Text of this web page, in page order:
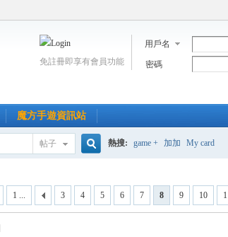
用戶名
密碼
免註冊即享有會員功能
魔方手遊資訊站
帖子 熱搜: game + 加加 My card
1 ... 3 4 5 6 7 8 9 10